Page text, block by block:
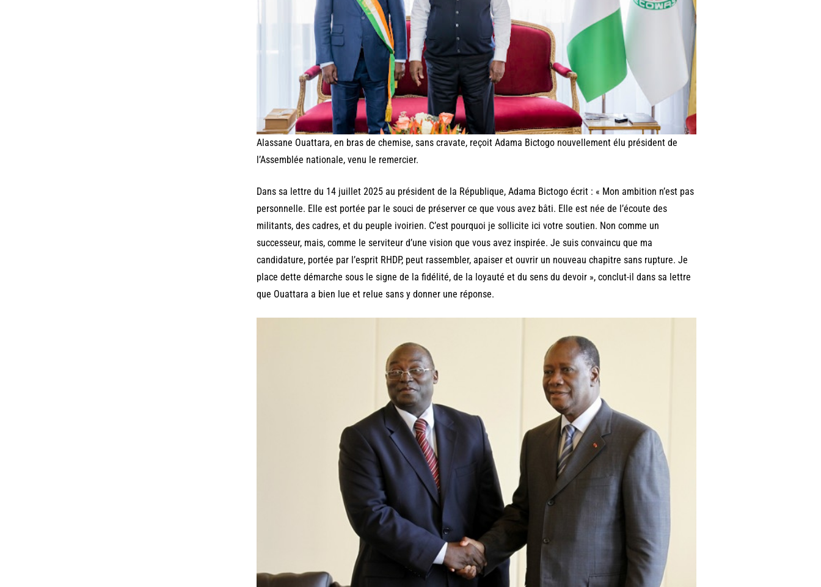
Alassane Ouattara, en bras de chemise, sans cravate, reçoit Adama Bictogo nouvellement élu président de
l’Assemblée nationale, venu le remercier.
Dans sa lettre du 14 juillet 2025 au président de la République, Adama Bictogo écrit : « Mon ambition n’est pas
personnelle. Elle est portée par le souci de préserver ce que vous avez bâti. Elle est née de l’écoute des
militants, des cadres, et du peuple ivoirien. C’est pourquoi je sollicite ici votre soutien. Non comme un
successeur, mais, comme le serviteur d’une vision que vous avez inspirée. Je suis convaincu que ma
candidature, portée par l’esprit RHDP, peut rassembler, apaiser et ouvrir un nouveau chapitre sans rupture. Je
place dette démarche sous le signe de la fidélité, de la loyauté et du sens du devoir », conclut-il dans sa lettre
que Ouattara a bien lue et relue sans y donner une réponse.